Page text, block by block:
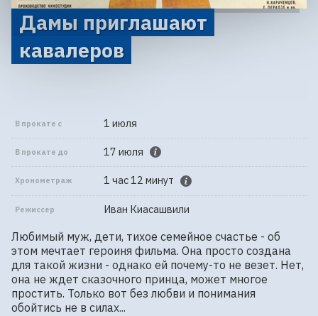
Дамы приглашают
кавалеров
В прокате с 1 июля
В прокате до 17 июля
Хронометраж 1 час 12 минут
Режиссер Иван Киасашвили
Любимый муж, дети, тихое семейное счастье - об
этом мечтает героиня фильма. Она просто создана
для такой жизни - однако ей почему-то не везет. Нет,
она не ждет сказочного принца, может многое
простить. Только вот без любви и понимания
обойтись не в силах...